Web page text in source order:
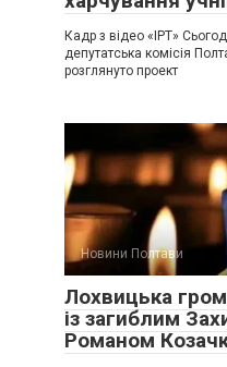
Кадр з відео «ІРТ»
депутатська комісія
розглянуто проект
Новини Полтави
Лохвицька
із загиблим
Романом